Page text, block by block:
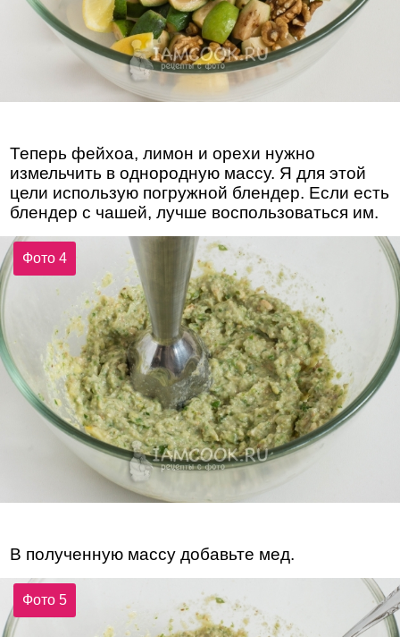
Теперь фейхоа, лимон и орехи нужно
измельчить в однородную массу. Я для этой
цели использую погружной блендер. Если есть
блендер с чашей, лучше воспользоваться им.
Фото 4
В полученную массу добавьте мед.
Фото 5